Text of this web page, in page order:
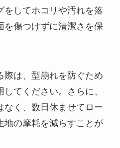
をしてホコリや汚れを落
を傷つけずに清潔さを保
際は、型崩れを防ぐため
てください。さらに、
なく、数日休ませてロー
地の摩耗を減らすことが